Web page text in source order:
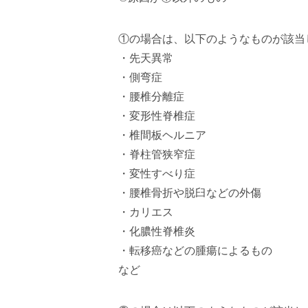
①の場合は、以下のようなものが該当
・先天異常
・側弯症
・腰椎分離症
・変形性脊椎症
・椎間板ヘルニア
・脊柱管狭窄症
・変性すべり症
・腰椎骨折や脱臼などの外傷
・カリエス
・化膿性脊椎炎
・転移癌などの腫瘍によるもの
など